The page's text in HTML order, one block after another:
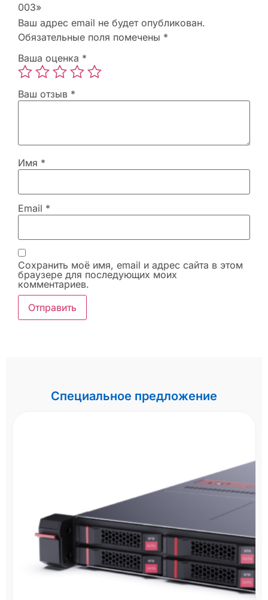
003»
Ваш адрес email не будет опубликован.
Обязательные поля помечены *
Ваша оценка *
Ваш отзыв *
Имя *
Email *
Сохранить моё имя, email и адрес сайта в этом
браузере для последующих моих
комментариев.
Специальное предложение